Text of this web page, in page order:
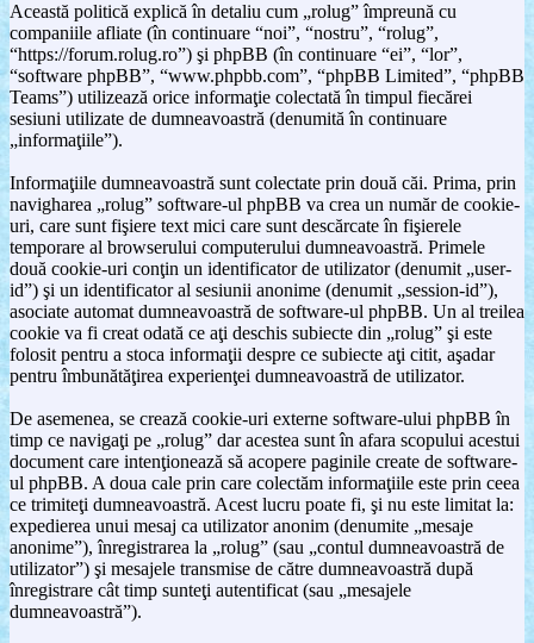
Această politică explică în detaliu cum „rolug” împreună cu
companiile afliate (în continuare “noi”, “nostru”, “rolug”,
“https://forum.rolug.ro”) şi phpBB (în continuare “ei”, “lor”,
“software phpBB”, “www.phpbb.com”, “phpBB Limited”, “phpBB
Teams”) utilizează orice informaţie colectată în timpul fiecărei
sesiuni utilizate de dumneavoastră (denumită în continuare
„informaţiile”).
Informaţiile dumneavoastră sunt colectate prin două căi. Prima, prin
navigharea „rolug” software-ul phpBB va crea un număr de cookie-
uri, care sunt fişiere text mici care sunt descărcate în fişierele
temporare al browserului computerului dumneavoastră. Primele
două cookie-uri conţin un identificator de utilizator (denumit „user-
id”) şi un identificator al sesiunii anonime (denumit „session-id”),
asociate automat dumneavoastră de software-ul phpBB. Un al treilea
cookie va fi creat odată ce aţi deschis subiecte din „rolug” şi este
folosit pentru a stoca informaţii despre ce subiecte aţi citit, aşadar
pentru îmbunătăţirea experienţei dumneavoastră de utilizator.
De asemenea, se crează cookie-uri externe software-ului phpBB în
timp ce navigaţi pe „rolug” dar acestea sunt în afara scopului acestui
document care intenţionează să acopere paginile create de software-
ul phpBB. A doua cale prin care colectăm informaţiile este prin ceea
ce trimiteţi dumneavoastră. Acest lucru poate fi, şi nu este limitat la:
expedierea unui mesaj ca utilizator anonim (denumite „mesaje
anonime”), înregistrarea la „rolug” (sau „contul dumneavoastră de
utilizator”) şi mesajele transmise de către dumneavoastră după
înregistrare cât timp sunteţi autentificat (sau „mesajele
dumneavoastră”).